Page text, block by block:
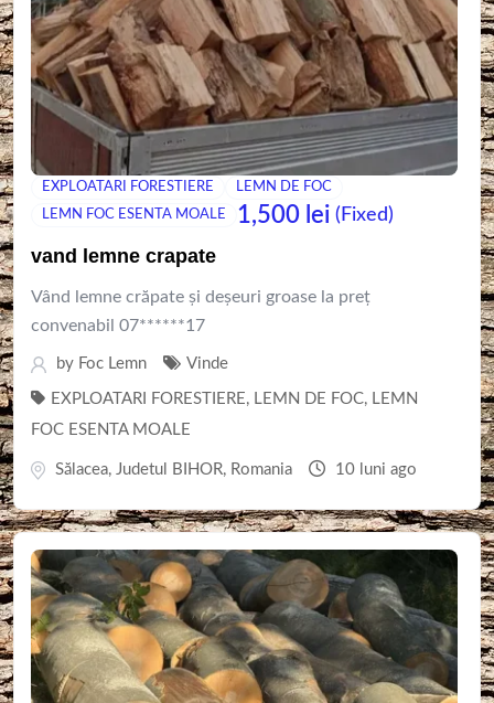
EXPLOATARI FORESTIERE
LEMN DE FOC
LEMN FOC ESENTA MOALE
1,500 lei (Fixed)
vand lemne crapate
Vând lemne crăpate și deșeuri groase la preț
convenabil 07******17
by Foc Lemn Vinde
EXPLOATARI FORESTIERE, LEMN DE FOC, LEMN
FOC ESENTA MOALE
Sălacea, Judetul BIHOR, Romania 10 luni ago